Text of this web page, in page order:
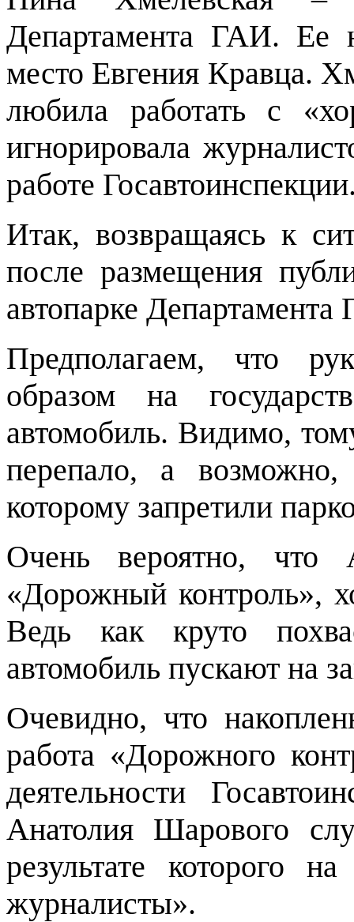
Департамента ГАИ. Ее
место Евгения Кравца.
любила работать с
игнорировала
работе
Итак, возвращаясь к
после размещения
автопарке
Предполагаем, что
образом на
автомобиль. Видимо,
перепало, а
которому запретили
Очень вероятно, что
«Дорожный контроль»,
Ведь как круто
автомобиль пускают на
Очевидно, что
работа «Дорожного
деятельности
Анатолия Шарового
результате которого
журналисты».